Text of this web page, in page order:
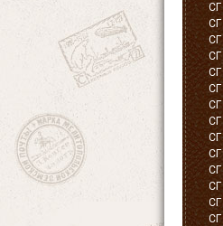
СГ
СГ
СГ
СГ
СГ
СГ
СГ
СГ
СГ
СГ
СГ
СГ
СГ
СГ